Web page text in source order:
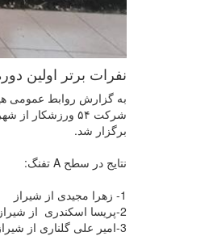
نفرات برتر اولین
برگزار شد.
نتایج در سطح A تفنگ:
1- زهرا مجیدی از شیراز
2-پریسا اسکندری از شیراز
3-امیر علی گلناری از شیراز